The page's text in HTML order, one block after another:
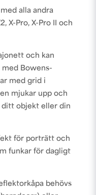
alla andra
X-Pro, X-Pro II och
och kan
med Bowens-
med grid i
mjukar upp och
objekt eller din
för porträtt och
funkar för dagligt
behövs